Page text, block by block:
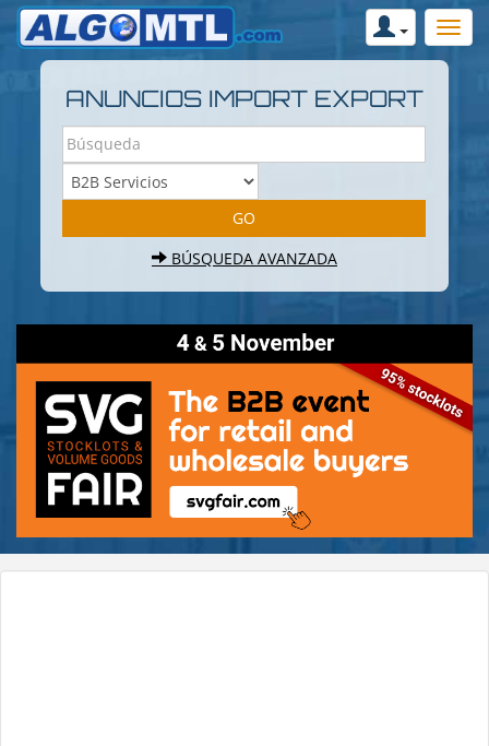
ANUNCIOS IMPORT EXPORT
BÚSQUEDA AVANZADA